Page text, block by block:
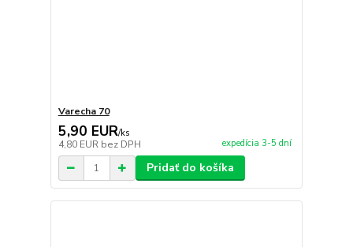
Varecha 70
5,90 EUR/ks
4,80 EUR bez DPH expedícia 3-5 dní
Pridať do košíka